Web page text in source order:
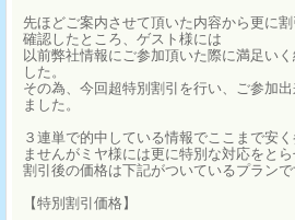
先ほどご案内させて頂いた内容から更に割
確認したところ、ゲスト様には
以前弊社情報にご参加頂いた際に満足い
した。
その為、今回超特別割引を行い、ご参加
ました。
３連単で的中している情報でここまで安
ませんがミヤ様には更に特別な対応をとら
割引後の価格は下記がついているプランで
【特別割引価格】